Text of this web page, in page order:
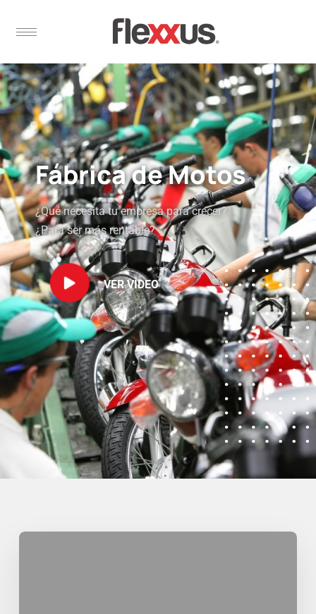
Fábrica de Motos
¿Qué necesita tu empresa para crecer?
¿Para ser más rentable?
VER VIDEO